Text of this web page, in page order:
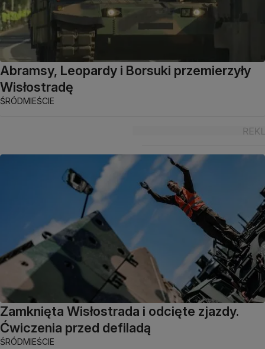
Abramsy, Leopardy i Borsuki przemierzyły
Wisłostradę
ŚRÓDMIEŚCIE
Zamknięta Wisłostrada i odcięte zjazdy.
Ćwiczenia przed defiladą
ŚRÓDMIEŚCIE